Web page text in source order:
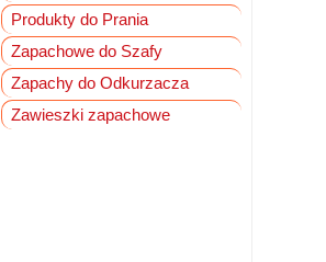
Produkty do Prania
Zapachowe do Szafy
Zapachy do Odkurzacza
Zawieszki zapachowe